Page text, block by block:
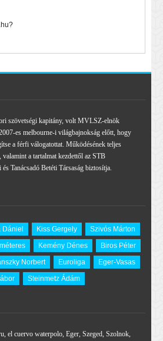
szövetségi kapitány, volt MVLSZ-elnök
es melbourne-i világbajnokság előtt, hogy
a férfi válogatottat. Működésének teljes
a tartalmat kezdettől az STB
Tanácsadó Betéti Társaság biztosítja.
Dániel Kiss Gergely
Szivós Márton
Kemény Dénes
Biros Péter
Norbert Euroliga
Eger-Vasas
Steinmetz Ádám
, el cuervo waterpolo, Eger, Szeged, Szolnok,